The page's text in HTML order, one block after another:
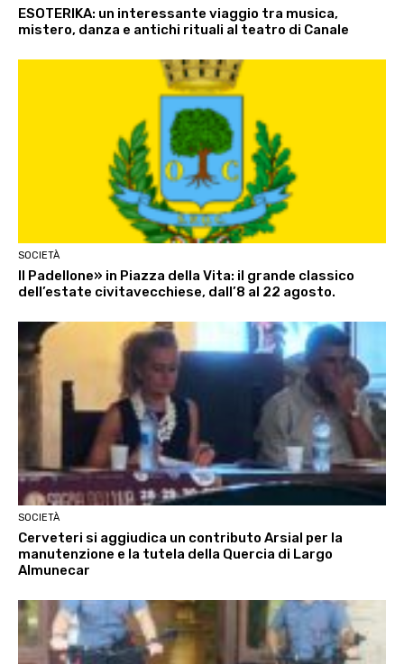
ESOTERIKA: un interessante viaggio tra musica,
mistero, danza e antichi rituali al teatro di Canale
SOCIETÀ
Il Padellone» in Piazza della Vita: il grande classico
dell’estate civitavecchiese, dall’8 al 22 agosto.
SOCIETÀ
Cerveteri si aggiudica un contributo Arsial per la
manutenzione e la tutela della Quercia di Largo
Almunecar